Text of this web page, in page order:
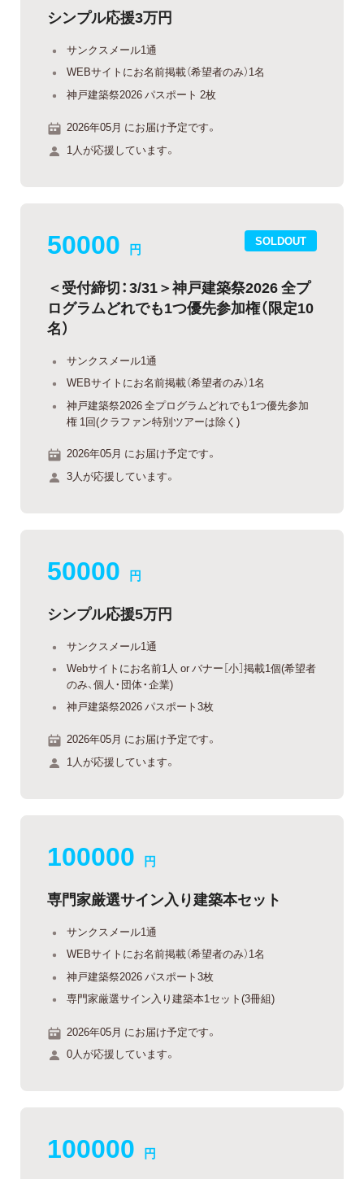
シンプル応援3万円
サンクスメール1通
WEBサイトにお名前掲載（希望者のみ）1名
神戸建築祭2026 パスポート 2枚
2026年05月 にお届け予定です。
1人が応援しています。
SOLDOUT
50000 円
＜受付締切：3/31＞神戸建築祭2026 全プ
ログラムどれでも1つ優先参加権（限定10
名）
サンクスメール1通
WEBサイトにお名前掲載（希望者のみ）1名
神戸建築祭2026 全プログラムどれでも1つ優先参加
権 1回(クラファン特別ツアーは除く)
2026年05月 にお届け予定です。
3人が応援しています。
50000 円
シンプル応援5万円
サンクスメール1通
Webサイトにお名前1人 or バナー［小］掲載1個(希望者
のみ、個人・団体・企業)
神戸建築祭2026 パスポート3枚
2026年05月 にお届け予定です。
1人が応援しています。
100000 円
専門家厳選サイン入り建築本セット
サンクスメール1通
WEBサイトにお名前掲載（希望者のみ）1名
神戸建築祭2026 パスポート3枚
専門家厳選サイン入り建築本1セット(3冊組)
2026年05月 にお届け予定です。
0人が応援しています。
100000 円